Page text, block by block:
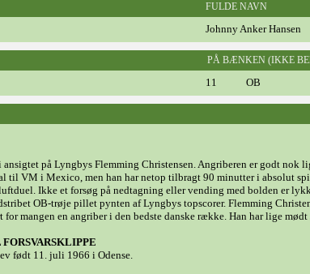
FULDE NAVN
Johnny Anker Hansen
PÅ BÆNKEN (IKKE
11 OB
ansigtet på Lyngbys Flemming Christensen. Angriberen er godt nok
til VM i Mexico, men han har netop tilbragt 90 minutter i absolut
Ikke et forsøg på nedtagning eller vending med bolden er
OB-trøje pillet pynten af Lyngbys topscorer. Flemming
mangen en angriber i den bedste danske række. Han har lige mødt
født 11. juli 1966 i Odense.